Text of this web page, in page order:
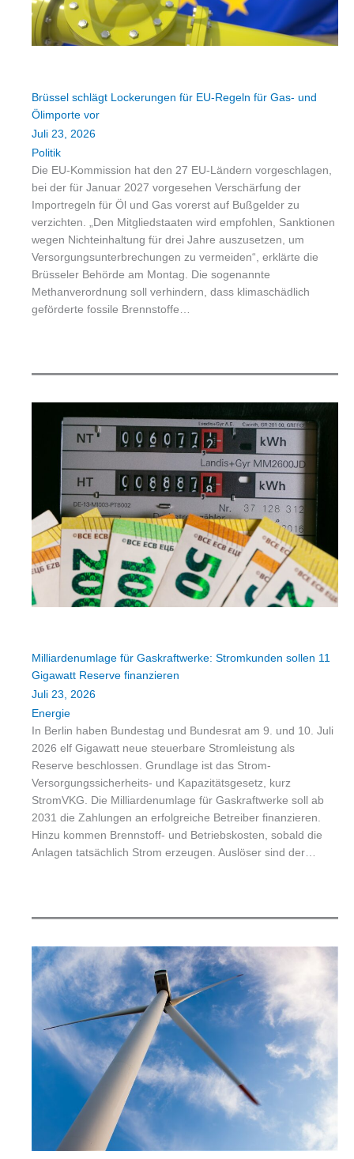
Brüssel schlägt Lockerungen für EU-Regeln für Gas- und
Ölimporte vor
Juli 23, 2026
Politik
Die EU-Kommission hat den 27 EU-Ländern vorgeschlagen,
bei der für Januar 2027 vorgesehen Verschärfung der
Importregeln für Öl und Gas vorerst auf Bußgelder zu
verzichten. „Den Mitgliedstaaten wird empfohlen, Sanktionen
wegen Nichteinhaltung für drei Jahre auszusetzen, um
Versorgungsunterbrechungen zu vermeiden“, erklärte die
Brüsseler Behörde am Montag. Die sogenannte
Methanverordnung soll verhindern, dass klimaschädlich
geförderte fossile Brennstoffe…
Milliardenumlage für Gaskraftwerke: Stromkunden sollen 11
Gigawatt Reserve finanzieren
Juli 23, 2026
Energie
In Berlin haben Bundestag und Bundesrat am 9. und 10. Juli
2026 elf Gigawatt neue steuerbare Stromleistung als
Reserve beschlossen. Grundlage ist das Strom-
Versorgungssicherheits- und Kapazitätsgesetz, kurz
StromVKG. Die Milliardenumlage für Gaskraftwerke soll ab
2031 die Zahlungen an erfolgreiche Betreiber finanzieren.
Hinzu kommen Brennstoff- und Betriebskosten, sobald die
Anlagen tatsächlich Strom erzeugen. Auslöser sind der…